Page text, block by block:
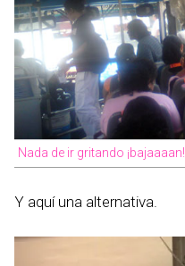
Nada de ir gritando ¡bajaaaan!
Y aquí una alternativa.